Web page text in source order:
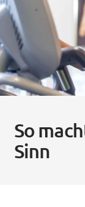
So
Sinn